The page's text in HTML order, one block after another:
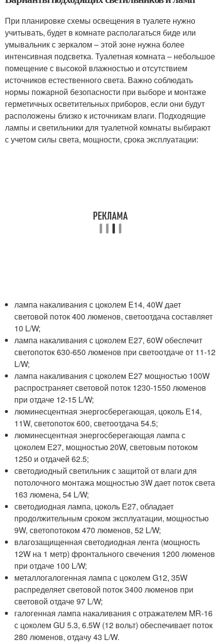
При планировке схемы освещения в туалете нужно
учитывать, будет в комнате располагаться биде или
умывальник с зеркалом – этой зоне нужна более
интенсивная подсветка. Туалетная комната – небольшое
помещение с высокой влажностью и отсутствием
источников естественного света. Важно соблюдать
нормы пожарной безопасности при выборе и монтаже
герметичных осветительных приборов, если они будут
расположены близко к источникам влаги. Подходящие
лампы и светильники для туалетной комнаты выбирают
с учетом силы света, мощности, срока эксплуатации:
лампа накаливания с цоколем E14, 40W дает
световой поток 400 люменов, светоотдача составляет
10 L/W;
лампа накаливания с цоколем Е27, 60W обеспечит
светопоток 630-650 люменов при светоотдаче от 11-12
L/W;
лампа накаливания с цоколем Е27 мощностью 100W
распространяет световой поток 1230-1550 люменов
при отдаче 12-15 L/W;
люминесцентная энергосберегающая, цоколь Е14,
11W, светопоток 600, светоотдача 54.5;
люминесцентная энергосберегающая лампа с
цоколем Е27, мощностью 20W, световым потоком
1250 и отдачей 62.5;
светодиодный светильник с защитой от влаги для
потолочного монтажа мощностью 3W дает поток света
163 люмена, 54 L/W;
светодиодная лампа, цоколь Е27, обладает
продолжительным сроком эксплуатации, мощностью
9W, светопотоком 470 люменов, 52 L/W;
влагозащищенная светодиодная лента (мощность
12W на 1 метр) фронтального свечения 1200 люменов
при отдаче 100 L/W;
металлогалогенная лампа с цоколем G12, 35W
распределяет световой поток 3400 люменов при
световой отдаче 97 L/W;
галогенная лампа накаливания с отражателем MR-16
с цоколем GU 5.3, 6.5W (12 вольт) обеспечивает поток
280 люменов, отдачу 43 L/W.